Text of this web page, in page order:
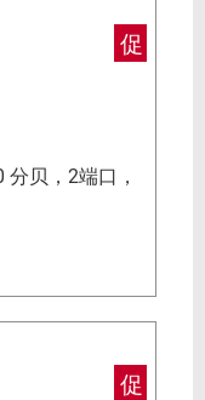
促
贝，2端口，
促